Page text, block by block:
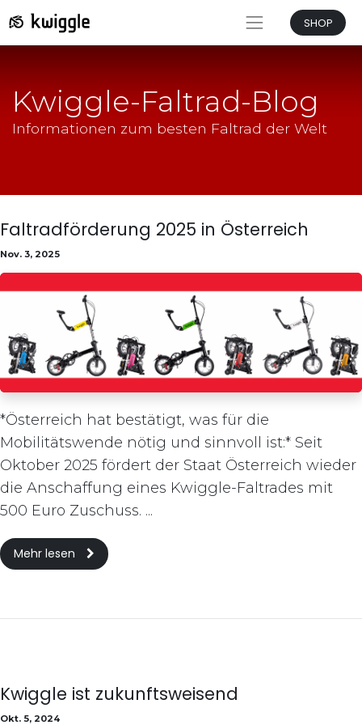
SHOP
Kwiggle-Faltrad-Blog
Informationen zum besten Faltrad der Welt
Faltradförderung 2025 in Österreich
Nov. 3, 2025
*Österreich hat bestätigt, was für die
Mobilitätswende nötig und sinnvoll ist:* Seit
Oktober 2025 fördert der Staat Österreich wieder
die Anschaffung eines Kwiggle-Faltrades mit
500 Euro Zuschuss. ...
Mehr lesen
Kwiggle ist zukunftsweisend
Okt. 5, 2024